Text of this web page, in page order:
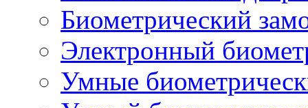
Биометрический
Электронный
Умные